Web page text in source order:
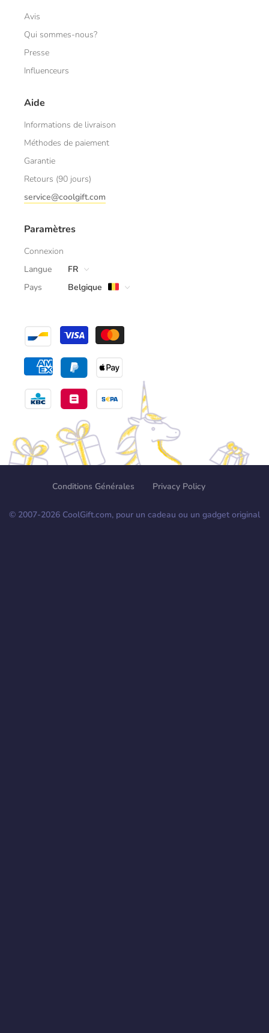
Avis
Qui sommes-nous?
Presse
Influenceurs
Aide
Informations de livraison
Méthodes de paiement
Garantie
Retours (90 jours)
service@coolgift.com
Paramètres
Connexion
Langue
FR
Pays
Belgique
Conditions Générales Privacy Policy
© 2007-2026 CoolGift.com, pour un cadeau ou un gadget original